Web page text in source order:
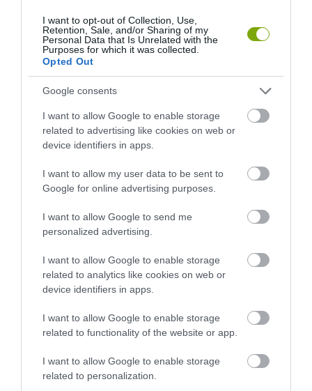
I want to opt-out of Collection, Use,
Retention, Sale, and/or Sharing of my
Personal Data that Is Unrelated with the
Purposes for which it was collected.
Opted Out
Google consents
I want to allow Google to enable storage
related to advertising like cookies on web or
device identifiers in apps.
I want to allow my user data to be sent to
Google for online advertising purposes.
I want to allow Google to send me
personalized advertising.
I want to allow Google to enable storage
related to analytics like cookies on web or
device identifiers in apps.
I want to allow Google to enable storage
related to functionality of the website or app.
I want to allow Google to enable storage
related to personalization.
2026-08-04 2026-08-03
A TERMÉSZET NEM SZERETI
VÁLTOZATOS NÖVÉNYZET
ASZÁLY IDEJÉN IS OKOSABB
A TUDÓSOK 262 ÚJ FAJT
MEGINT FINOMAN JELEZTE:
2026-07-30